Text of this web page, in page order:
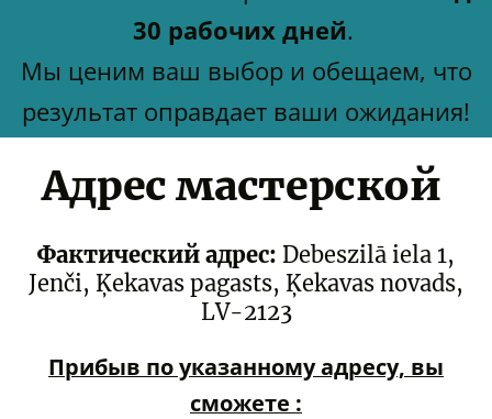
30 рабочих дней.
Мы ценим ваш выбор и обещаем, что
результат оправдает ваши ожидания!
Адрес мастерской
Фактический адрес: Debeszilā iela 1,
Jenči, Ķekavas pagasts, Ķekavas novads,
LV-2123
Прибыв по указанному адресу, вы
сможете :